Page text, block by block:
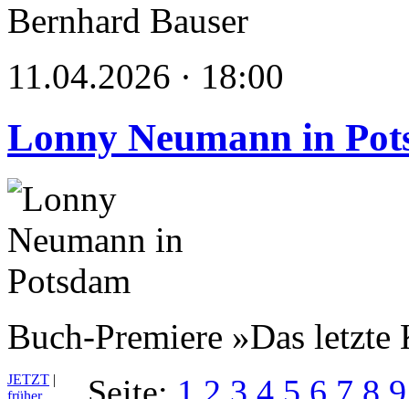
Bernhard Bauser
11.04.2026 · 18:00
Lonny Neumann in
Buch-Premiere »Das letzte
JETZT |
früher…